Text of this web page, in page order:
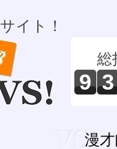
イト！
総
9 3
漫